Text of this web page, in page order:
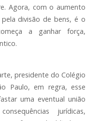
Agora, com o aumento
divisão de bens, é o
a ganhar força,
presidente do Colégio
Paulo, em regra, esse
uma eventual união
jurídicas,